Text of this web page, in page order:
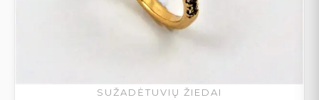
SUŽADĖTUVIŲ ŽIEDAI